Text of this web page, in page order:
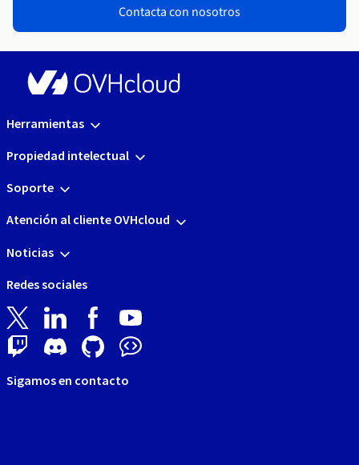
Contacta con nosotros
Herramientas
Propiedad intelectual
Soporte
Atención al cliente OVHcloud
Noticias
Redes sociales
Sigamos en contacto